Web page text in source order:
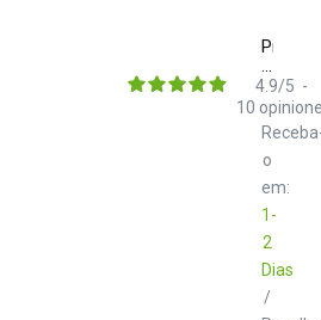
Pioneer
DDJ-
FLX4
o
em:
1-
2
Dias
/
4.9/5 -
10